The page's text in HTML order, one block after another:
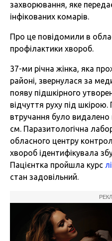
захворювання, яке
інфікованих комарів.
Про це повідомили в
профілактики хвороб.
37-ми річна жінка, яка
районі, звернулася за
появу підшкірного
відчуття руху під
втручання було
см. Паразитологічна
обласного центру
хвороб ідентифікувала
Пацієнтка пройшла курс
стан задовільний.